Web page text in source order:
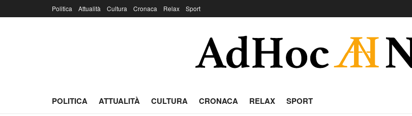
Politica Attualità Cultura Cronaca Relax Sport
POLITICA ATTUALITÀ CULTURA CRONACA RELAX SPORT